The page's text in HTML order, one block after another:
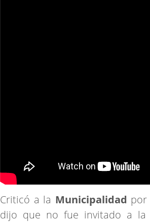
Criticó a la Municipalidad por
dijo que no fue invitado a la